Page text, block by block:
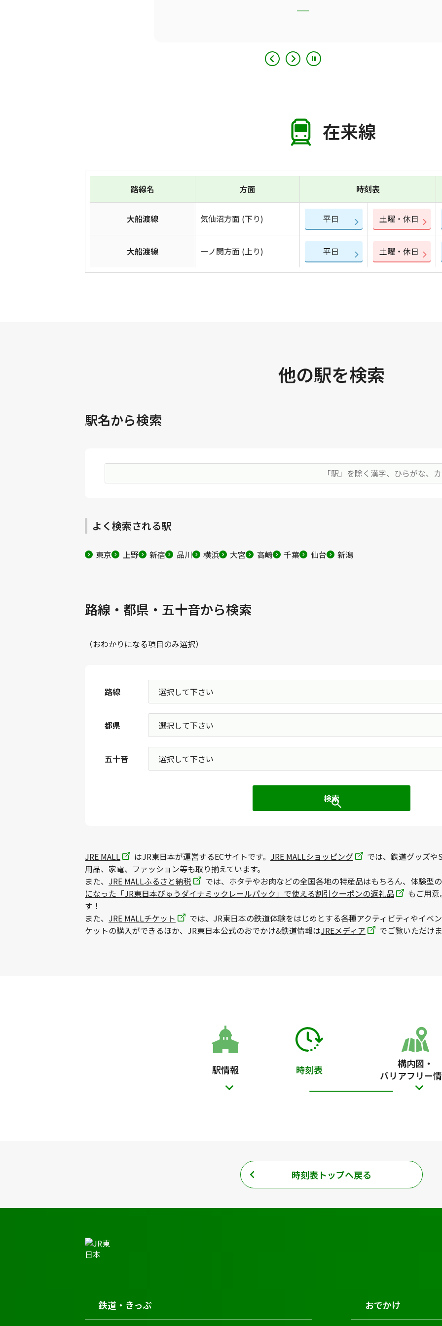
在来線
路線名 方面 時刻表
大船渡線 気仙沼方面 (下り) 平日 土曜・休日
大船渡線 一ノ関方面 (上り) 平日 土曜・休日
他の駅を検索
駅名から検索
よく検索される駅
東京 上野 新宿 品川 横浜 大宮 高崎 千葉 仙台 新潟
路線・都県・五十音から検索
（おわかりになる項目のみ選択）
路線
都県
五十音
JRE MALL はJR東日本が運営するECサイトです。 JRE MALLショッピング
では、鉄道グッズ
用品、家電、ファッション等も取り揃えています。
また、 JRE MALLふるさと納税
では、ホタテやお肉などの全国各地の特産品はもちろん、体験型
になった「JR東日本びゅうダイナミックレールパック」で使える割引クーポンの返礼品
もご用
す！
また、 JRE MALLチケット
では、JR東日本の鉄道体験をはじめとする各種アクティビティやイベ
ケットの購入ができるほか、JR東日本公式のおでかけ&鉄道情報はJREメディア でご覧いただけ
駅情報 時刻表
構内図・
バリアフリー
時刻表トップへ戻る
鉄道・きっぷ おでかけ